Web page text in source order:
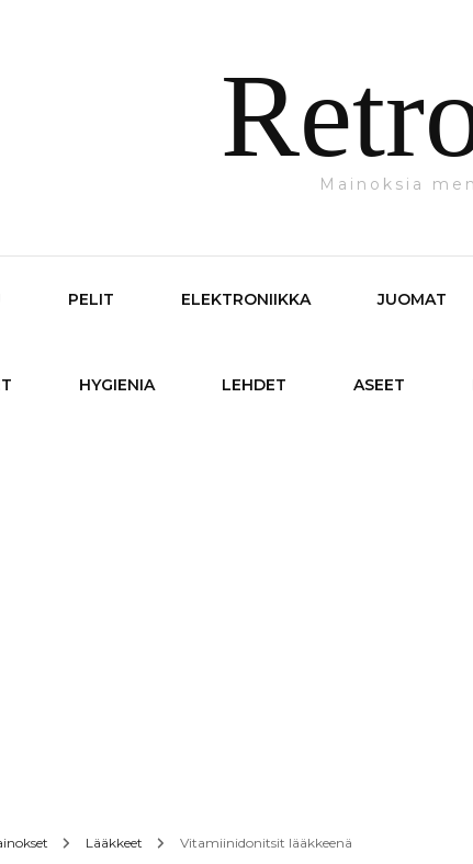
Mainoksia
PELIT ELEKTRONIIKKA JUOMAT
HYGIENIA LEHDET ASEET
Lääkkeet Vitamiinidonitsit lääkkeenä